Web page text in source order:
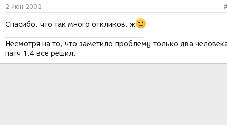
2 июн 2002
Спасибо, что так много откликов. ж
Несмотря на то, что заметило проблему только два
патч 1.4 всё решил.